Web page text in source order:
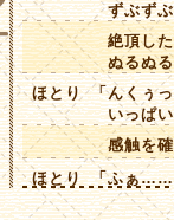
ずぶずぶ
絶頂した
ぬるぬる
ほとり 「んくぅ
いっぱい
感触を確
ほとり 「ふぁ
私のお腹